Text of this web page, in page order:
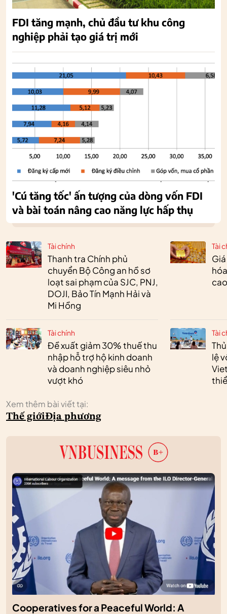
Tài chính
Thanh tra Chính phủ
chuyển Bộ Công an hồ sơ
loạt sai phạm của SJC, PNJ,
DOJI, Bảo Tín Mạnh Hải và
Mi Hồng
Tài chính
Đề xuất giảm 30% thuế thu
nhập hỗ trợ hộ kinh doanh
và doanh nghiệp siêu nhỏ
vượt khó
Tài
Tài
lệ
Xem thêm bài viết tại:
Thế giớiĐịa phương
FDI tăng mạnh, chủ đầu tư khu công
nghiệp phải tạo giá trị mới
'Cú tăng tốc' ấn tượng của dòng vốn FDI
và bài toán nâng cao năng lực hấp thụ
Cooperatives for a Peaceful World: A